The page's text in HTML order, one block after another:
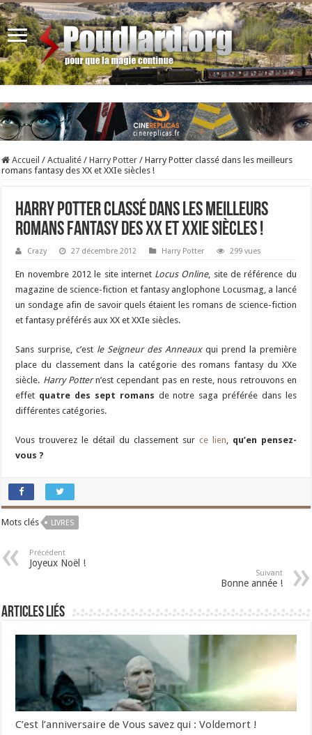
Accueil / Actualité / Harry Potter / Harry Potter classé dans les meilleurs
romans fantasy des XX et XXIe siècles !
Harry Potter classé dans les meilleurs
romans fantasy des XX et XXIe siècles !
Crazy 27 décembre 2012 Harry Potter 299 vues
En novembre 2012 le site internet Locus Online, site de référence du
magazine de science-fiction et fantasy anglophone Locusmag, a lancé
un sondage afin de savoir quels étaient les romans de science-fiction
et fantasy préférés aux XX et XXIe siècles.
Sans surprise, c’est le Seigneur des Anneauxqui prend la première
place du classement dans la catégorie des romans fantasy du XXe
siècle. Harry Pottern’est cependant pas en reste, nous retrouvons en
effet quatre des sept romans de notre saga préférée dans les
différentes catégories.
Vous trouverez le détail du classement sur ce lien, qu’en pensez-
vous ?
Mots clés LIVRES
Précédent
Joyeux Noël !
Suivant
Bonne année !
Articles liés
C’est l’anniversaire de Vous savez qui : Voldemort !